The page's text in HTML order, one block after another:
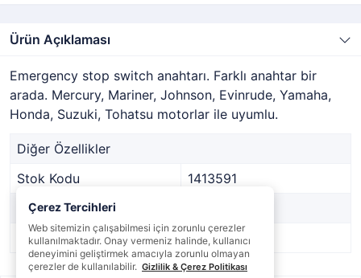
Ürün Açıklaması
Emergency stop switch anahtarı. Farklı anahtar bir
arada. Mercury, Mariner, Johnson, Evinrude, Yamaha,
Honda, Suzuki, Tohatsu motorlar ile uyumlu.
Diğer Özellikler
Stok Kodu
1413591
Marka
Stok Durumu
Var
Çerez Tercihleri
Web sitemizin çalışabilmesi için zorunlu çerezler
kullanılmaktadır. Onay vermeniz halinde, kullanıcı
deneyimini geliştirmek amacıyla zorunlu olmayan
çerezler de kullanılabilir. Gizlilik & Çerez Politikası